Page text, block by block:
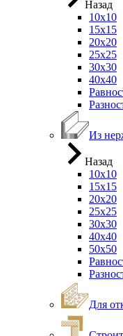
Назад
10х10
15х15
20х20
25х25
30х30
40х40
Из
Назад
10х10
15х15
20х20
25х25
30х30
40х40
50х50
Для